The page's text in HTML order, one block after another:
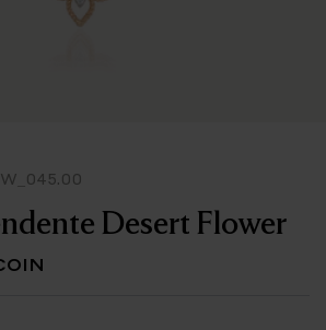
Desert Flower